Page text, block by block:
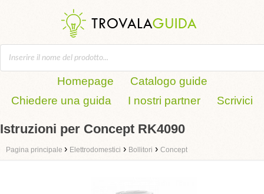
Homepage
Catalogo guide
Chiedere una guida
I nostri partner Scrivici
Istruzioni per Concept RK4090
Pagina principale › Elettrodomestici › Bollitori › Concept